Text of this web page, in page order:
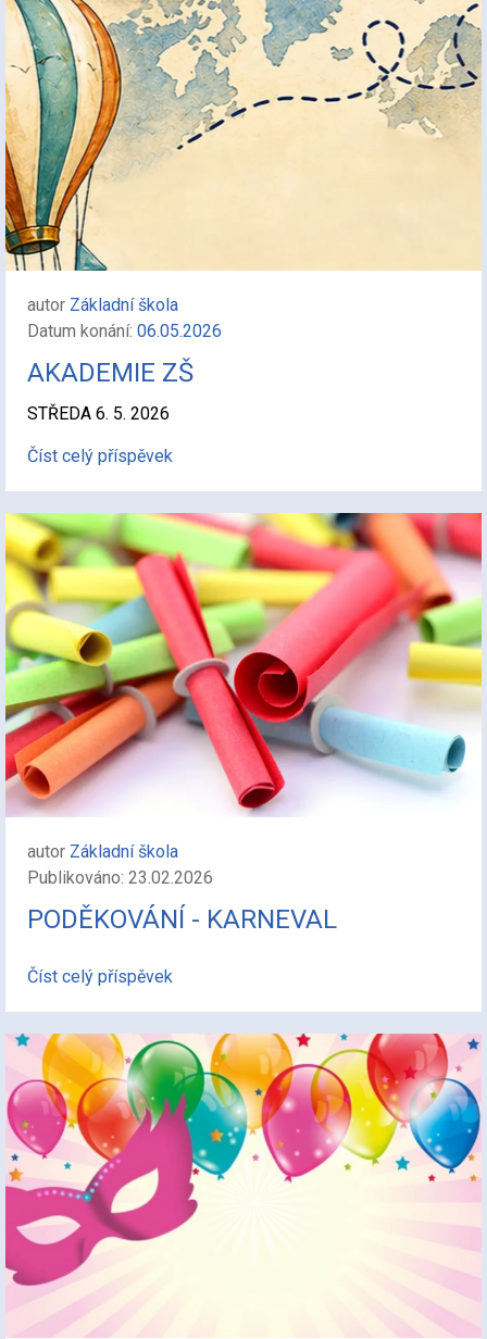
autor Základní škola
Datum konání: 06.05.2026
AKADEMIE ZŠ
STŘEDA 6. 5. 2026
Číst celý příspěvek
autor Základní škola
Publikováno: 23.02.2026
PODĚKOVÁNÍ - KARNEVAL
Číst celý příspěvek